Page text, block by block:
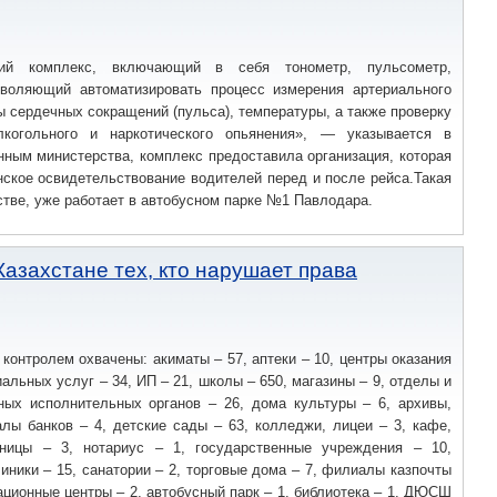
комплекс, включающий в себя тонометр, пульсометр,
автоматизировать процесс измерения артериального
сердечных сокращений (пульса), температуры, а также проверку
и наркотического опьянения», — указывается в
министерства, комплекс предоставила организация, которая
освидетельствование водителей перед и после рейса.Такая
уже работает в автобусном парке №1 Павлодара.
тех, кто нарушает права
охвачены: акиматы – 57, аптеки – 10, центры оказания
услуг – 34, ИП – 21, школы – 650, магазины – 9, отделы и
исполнительных органов – 26, дома культуры – 6, архивы,
банков – 4, детские сады – 63, колледжи, лицеи – 3, кафе,
– 3, нотариус – 1, государственные учреждения – 10,
– 15, санатории – 2, торговые дома – 7, филиалы казпочты
центры – 2, автобусный парк – 1, библиотека – 1, ДЮСШ